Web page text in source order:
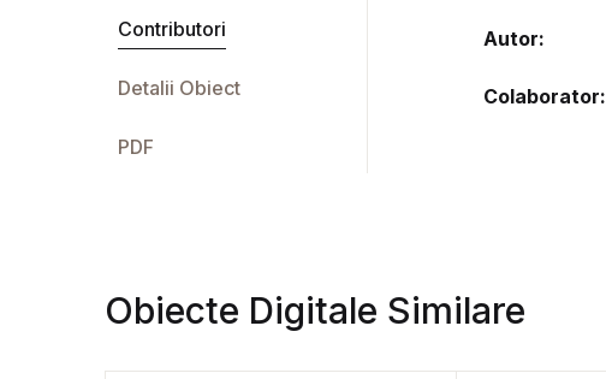
Contributori
Detalii Obiect
PDF
Autor:
Colaborator:
Obiecte Digitale Similare